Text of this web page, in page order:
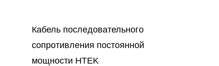
Кабель последовательного
сопротивления постоянной
мощности HTEK